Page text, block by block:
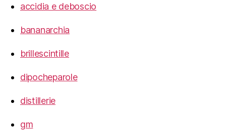
accidia e deboscio
bananarchia
brillescintille
dipocheparole
distillerie
gm